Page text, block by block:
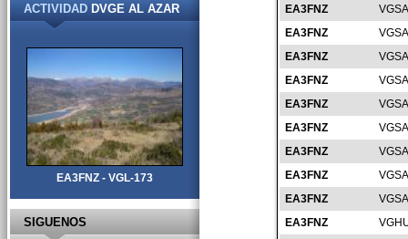
EA3FNZ
EA3FNZ
EA3FNZ
EA3FNZ
EA3FNZ
EA3FNZ
EA3FNZ
EA3FNZ
EA3FNZ
EA3FNZ
ACTIVIDADDVGE AL AZAR
EA3FNZ - VGL-173
SIGUENOS